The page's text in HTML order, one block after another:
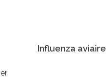
Influenza aviaire